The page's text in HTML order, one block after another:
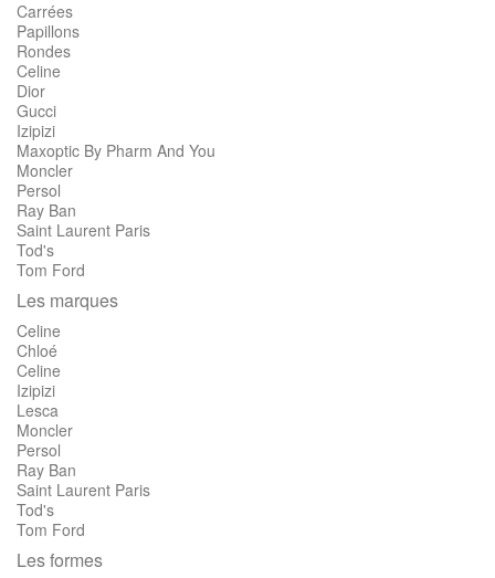
Carrées
Papillons
Rondes
Celine
Dior
Gucci
Izipizi
Maxoptic By Pharm And You
Moncler
Persol
Ray Ban
Saint Laurent Paris
Tod's
Tom Ford
Les marques
Celine
Chloé
Celine
Izipizi
Lesca
Moncler
Persol
Ray Ban
Saint Laurent Paris
Tod's
Tom Ford
Les formes